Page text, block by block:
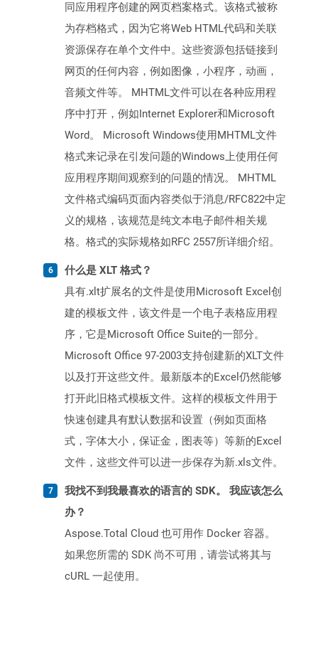
同应用程序创建的网页档案格式。该格式被称
为存档格式，因为它将Web HTML代码和关联
资源保存在单个文件中。这些资源包括链接到
网页的任何内容，例如图像，小程序，动画，
音频文件等。 MHTML文件可以在各种应用程
序中打开，例如Internet Explorer和Microsoft
Word。 Microsoft Windows使用MHTML文件
格式来记录在引发问题的Windows上使用任何
应用程序期间观察到的问题的情况。 MHTML
文件格式编码页面内容类似于消息/RFC822中定
义的规格，该规范是纯文本电子邮件相关规
格。格式的实际规格如RFC 2557所详细介绍。
什么是 XLT 格式？
具有.xlt扩展名的文件是使用Microsoft Excel创
建的模板文件，该文件是一个电子表格应用程
序，它是Microsoft Office Suite的一部分。
Microsoft Office 97-2003支持创建新的XLT文件
以及打开这些文件。最新版本的Excel仍然能够
打开此旧格式模板文件。这样的模板文件用于
快速创建具有默认数据和设置（例如页面格
式，字体大小，保证金，图表等）等新的Excel
文件，这些文件可以进一步保存为新.xls文件。
我找不到我最喜欢的语言的 SDK。 我应该怎么
办？
Aspose.Total Cloud 也可用作 Docker 容器。
如果您所需的 SDK 尚不可用，请尝试将其与
cURL 一起使用。